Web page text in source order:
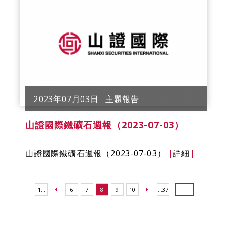
2023年07月03日 主題報告
山證國際鐵礦石週報（2023-07-03）
山證國際鐵礦石週報（2023-07-03） |詳細 |
1... 6 7 8 9 10 ...37